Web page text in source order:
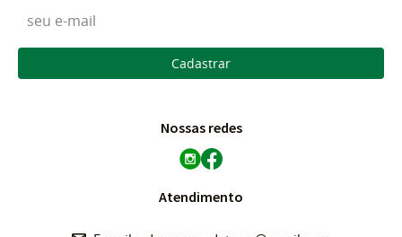
Cadastrar
Nossas redes
Atendimento